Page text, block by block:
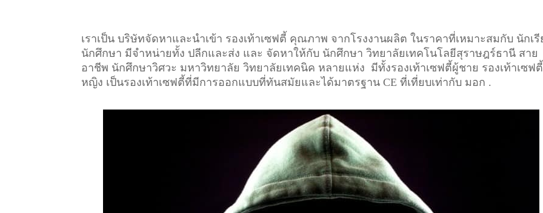
เราเป็น บริษัทจัดหาและนำเข้า รองเท้าเซฟตี้ คุณภาพ จากโรงงานผลิต ในราคาที่เหมาะสมกับ นักเ
นักศึกษา มีจำหน่ายทั้ง ปลีกและส่ง และ จัดหาให้กับ นักศึกษา วิทยาลัยเทคโนโลยีสุราษฎร์ธานี สาย
อาชีพ นักศึกษาวิศวะ มหาวิทยาลัย วิทยาลัยเทคนิค หลายแห่ง มีทั้งรองเท้าเซฟตี้ผู้ชาย รองเท้าเซฟ
หญิง เป็นรองเท้าเซฟตี้ที่มีการออกแบบที่ทันสมัยและได้มาตรฐาน CE ที่เที่ยบเท่ากับ มอก .